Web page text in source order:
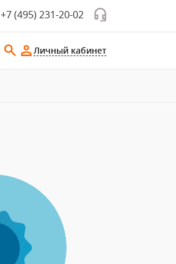
+7 (495) 231-20-02
Личный кабинет